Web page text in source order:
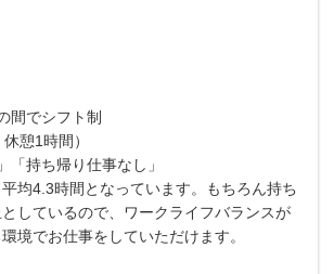
間でシフト制
憩1時間）
「持ち帰り仕事なし」
均4.3時間となっています。もちろん持ち
しているので、ワークライフバランスが
境でお仕事をしていただけます。